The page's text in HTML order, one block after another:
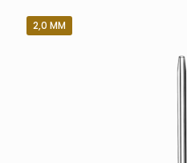
2,0 MM